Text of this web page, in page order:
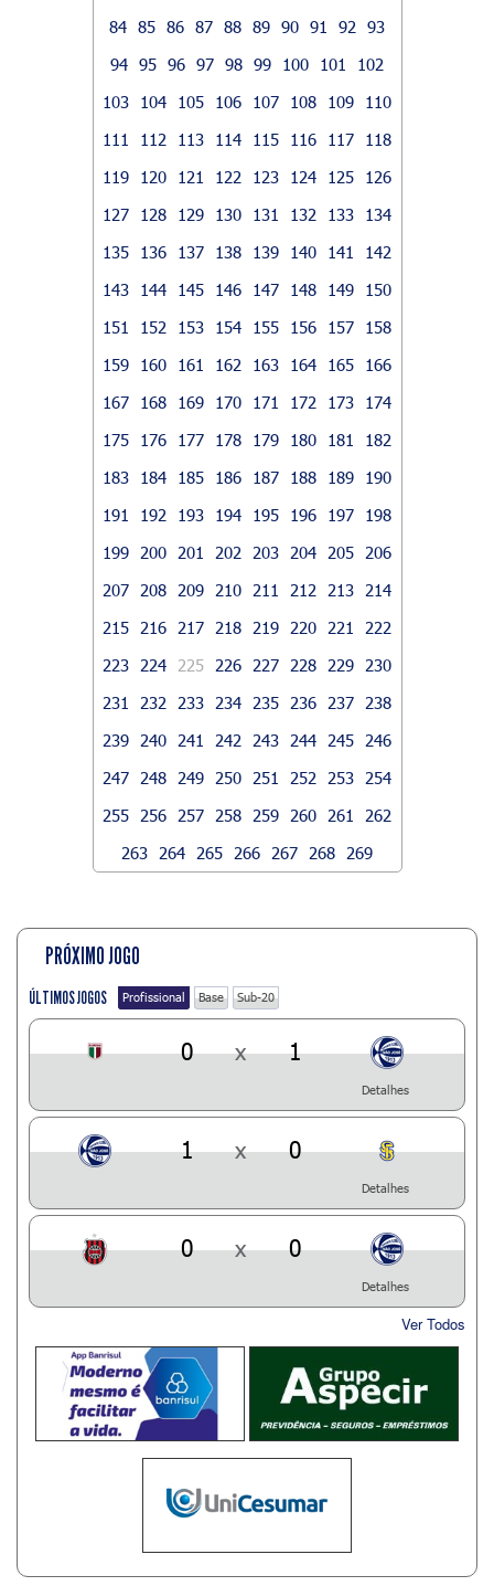
84 85 86 87 88 89 90 91 92
93
94 95 96 97 98 99 100 101
102
103
104 105 106 107 108 109
110
111
112 113 114 115 116 117
118
119
120 121 122 123 124 125
126
127
128 129 130 131 132 133
134
135
136 137 138 139 140 141
142
143
144 145 146 147 148 149
150
151
152 153 154 155 156 157
158
159
160 161 162 163 164 165
166
167
168 169 170 171 172 173
174
175
176 177 178 179 180 181
182
183
184 185 186 187 188 189
190
191
192 193 194 195 196 197
198
199
200 201 202 203 204 205
206
207
208 209 210 211 212 213
214
215
216 217 218 219 220 221
222
223
224 225 226 227 228 229
230
231
232 233 234 235 236 237
238
239
240 241 242 243 244 245
246
247
248 249 250 251 252 253
254
255
256 257 258 259 260 261
262
263
264 265 266 267 268 269
PRÓXIMO JOGO
ÚLTIMOS JOGOS Profissional Base Sub-20
0 x 1
Detalhes
1 x 0
Detalhes
0 x 0
Detalhes
Ver Todos